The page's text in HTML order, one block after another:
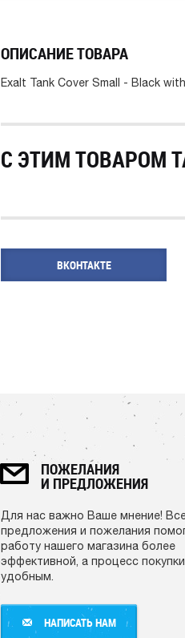
ОПИСАНИЕ ТОВАРА
Exalt Tank Cover Small - Black
С ЭТИМ ТОВАРОМ
ВКОНТАКТЕ
ПОЖЕЛАНИЯ
И ПРЕДЛОЖЕНИЯ
Для нас важно Ваше мнение!
предложения и пожелания
работу нашего магазина более
эффективной, а процесс
удобным.
НАПИСАТЬ НАМ